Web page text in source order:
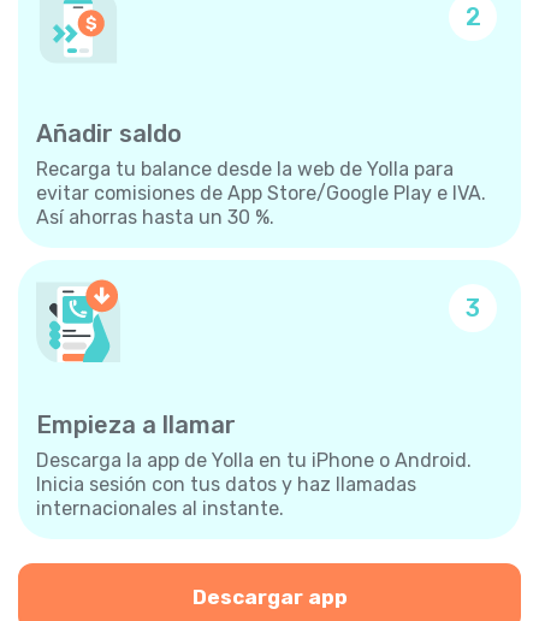
2
Añadir saldo
Recarga tu balance desde la web de Yolla para
evitar comisiones de App Store/Google Play e IVA.
Así ahorras hasta un 30 %.
3
Empieza a llamar
Descarga la app de Yolla en tu iPhone o Android.
Inicia sesión con tus datos y haz llamadas
internacionales al instante.
Descargar app